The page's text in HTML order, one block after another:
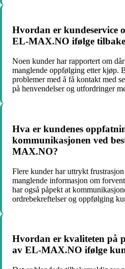
Hvordan er kundeservice
EL-MAX.NO ifølge
Noen kunder har rapportert om
manglende oppfølging etter kjøp.
problemer med å få kontakt med
på henvendelser og utfordringer
Hva er kundenes
kommunikasjonen ved
MAX.NO?
Flere kunder har uttrykt
manglende informasjon om
har også påpekt at
ordrebekreftelser og oppfølging
Hvordan er kvaliteten på
av EL-MAX.NO ifølge